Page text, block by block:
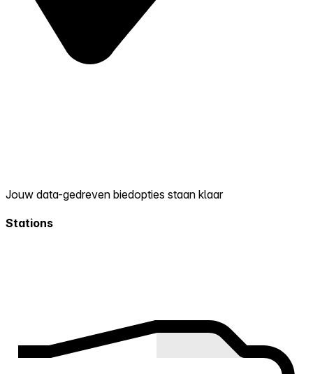
Jouw data-gedreven biedopties staan klaar
Stations